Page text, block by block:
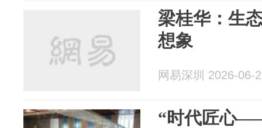
梁桂华：生
想象
网易深圳 2026-06-
“时代匠心